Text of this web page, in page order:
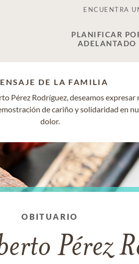
ENCUENTRA
PLANIFICAR
ADELANTADO
DE LA FAMILIA
Pérez Rodríguez, deseamos
de cariño y solidaridad en
dolor.
OBITUARIO
Pérez